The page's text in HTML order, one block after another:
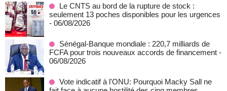
Le CNTS au bord de la rupture de stock :
seulement 13 poches disponibles pour les urgences
- 06/08/2026
Sénégal-Banque mondiale : 220,7 milliards de
FCFA pour trois nouveaux accords de financement -
06/08/2026
Vote indicatif à l'ONU: Pourquoi Macky Sall ne